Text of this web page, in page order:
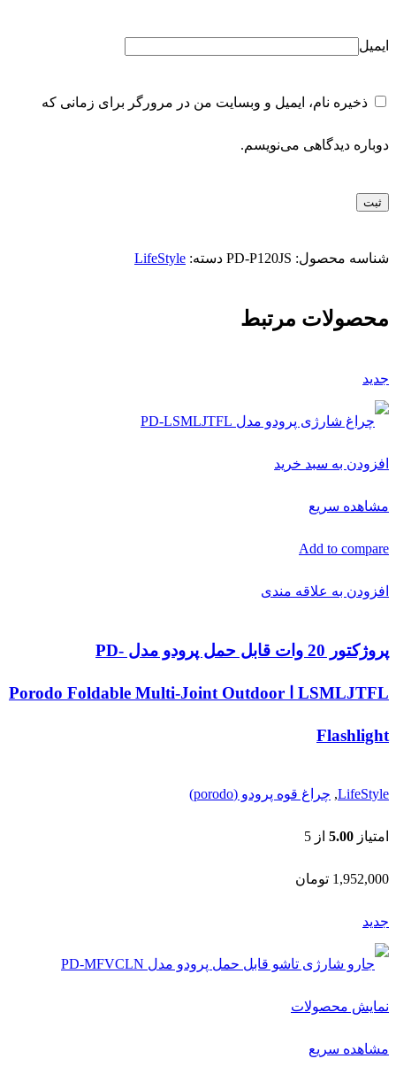
ایمیل
ذخیره نام، ایمیل و وبسایت من در مرورگر برای زمانی که
دوباره دیدگاهی می‌نویسم.
شناسه محصول: PD-P120JS دسته: LifeStyle
محصولات مرتبط
جدید
افزودن به سبد خرید
مشاهده سریع
Add to compare
افزودن به علاقه مندی
پروژکتور 20 وات قابل حمل پرودو مدل PD-
LSMLJTFL ا Porodo Foldable Multi-Joint Outdoor
Flashlight
LifeStyle
, چراغ قوه پرودو (porodo)
امتیاز 5.00 از 5
1,952,000 تومان
جدید
نمایش محصولات
مشاهده سریع